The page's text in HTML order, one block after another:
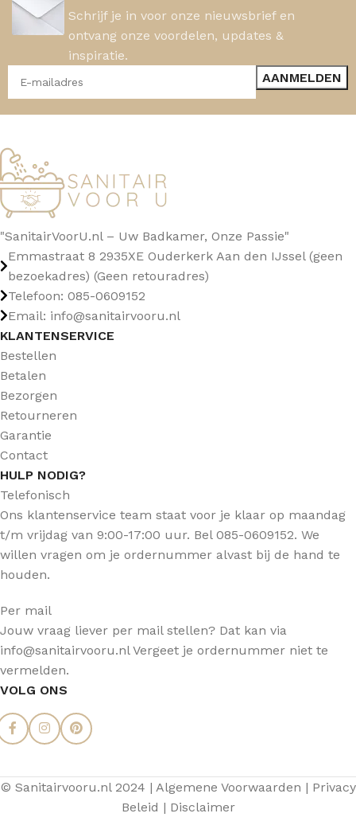
Schrijf je in voor onze nieuwsbrief en
ontvang onze voordelen, updates &
inspiratie.
"SanitairVoorU.nl – Uw Badkamer, Onze Passie"
Emmastraat 8 2935XE Ouderkerk Aan den IJssel (geen
bezoekadres) (Geen retouradres)
Telefoon: 085-0609152
Email: info@sanitairvooru.nl
KLANTENSERVICE
Bestellen
Betalen
Bezorgen
Retourneren
Garantie
Contact
HULP NODIG?
Telefonisch
Ons klantenservice team staat voor je klaar op maandag
t/m vrijdag van 9:00-17:00 uur. Bel 085-0609152. We
willen vragen om je ordernummer alvast bij de hand te
houden.
Per mail
Jouw vraag liever per mail stellen? Dat kan via
info@sanitairvooru.nl Vergeet je ordernummer niet te
vermelden.
VOLG ONS
© Sanitairvooru.nl 2024 | Algemene Voorwaarden | Privacy
Beleid | Disclaimer